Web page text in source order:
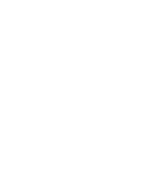
plus ?
code anti